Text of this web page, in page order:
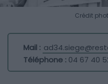
Crédit
Mail :
Téléphone : 04 67 40